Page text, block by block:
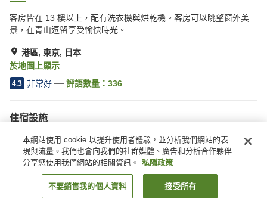
客房皆在 13 樓以上，配有洗衣機與烘乾機。客房可以眺望窗外美
景，在青山逗留享受愉快時光。
港區, 東京, 日本
於地圖上顯示
4.3 非常好 評語數量： 336
住宿設施
Wi-Fi
步行 5 分鐘可到車站
指定吸煙區
自動販賣機
找客房
本網站使用 cookie 以提升使用者體驗，並分析我們網站的表
現與流量。我們也會向我們的社群媒體、廣告和分析合作夥伴
分享您使用我們網站的相關資訊。
私隱政策
不要銷售我的個人資料 接受所有